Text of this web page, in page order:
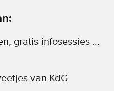
gratis infosessies ...
van KdG